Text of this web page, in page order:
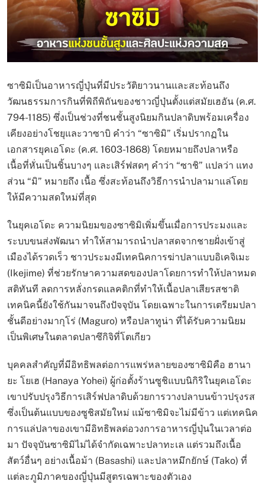
ซาซิมิเป็นอาหารญี่ปุ่นที่มีประวัติยาวนานและสะท้อนถึง
วัฒนธรรมการกินที่พิถีพิถันของชาวญี่ปุ่นตั้งแต่สมัยเฮอัน (ค.ศ.
794-1185) ซึ่งเป็นช่วงที่ชนชั้นสูงนิยมกินปลาดิบพร้อมเครื่อง
เคียงอย่างโชยุและวาซาบิ คำว่า “ซาซิมิ” เริ่มปรากฏใน
เอกสารยุคเอโดะ (ค.ศ. 1603-1868) โดยหมายถึงปลาหรือ
เนื้อที่หั่นเป็นชิ้นบางๆ และเสิร์ฟสดๆ คำว่า “ซาชิ” แปลว่า แทง
ส่วน “มิ” หมายถึง เนื้อ ซึ่งสะท้อนถึงวิธีการนำปลามาแล่โดย
ให้มีความสดใหม่ที่สุด
ในยุคเอโดะ ความนิยมของซาซิมิเพิ่มขึ้นเมื่อการประมงและ
ระบบขนส่งพัฒนา ทำให้สามารถนำปลาสดจากชายฝั่งเข้าสู่
เมืองได้รวดเร็ว ชาวประมงมีเทคนิคการฆ่าปลาแบบอิเคจิเมะ
(Ikejime) ที่ช่วยรักษาความสดของปลาโดยการทำให้ปลาหมด
สติทันที ลดการหลั่งกรดแลคติกที่ทำให้เนื้อปลาเสียรสชาติ
เทคนิคนี้ยังใช้กันมาจนถึงปัจจุบัน โดยเฉพาะในการเตรียมปลา
ชั้นดีอย่างมากุโร่ (Maguro) หรือปลาทูน่า ที่ได้รับความนิยม
เป็นพิเศษในตลาดปลาซึกิจิที่โตเกียว
บุคคลสำคัญที่มีอิทธิพลต่อการแพร่หลายของซาซิมิคือ ฮานา
ยะ โยเฮ (Hanaya Yohei) ผู้ก่อตั้งร้านซูชิแบบนิกิริในยุคเอโดะ
เขาปรับปรุงวิธีการเสิร์ฟปลาดิบด้วยการวางปลาบนข้าวปรุงรส
ซึ่งเป็นต้นแบบของซูชิสมัยใหม่ แม้ซาซิมิจะไม่มีข้าว แต่เทคนิค
การแล่ปลาของเขามีอิทธิพลต่อวงการอาหารญี่ปุ่นในเวลาต่อ
มา ปัจจุบันซาซิมิไม่ได้จำกัดเฉพาะปลาทะเล แต่รวมถึงเนื้อ
สัตว์อื่นๆ อย่างเนื้อม้า (Basashi) และปลาหมึกยักษ์ (Tako) ที่
แต่ละภูมิภาคของญี่ปุ่นมีสูตรเฉพาะของตัวเอง